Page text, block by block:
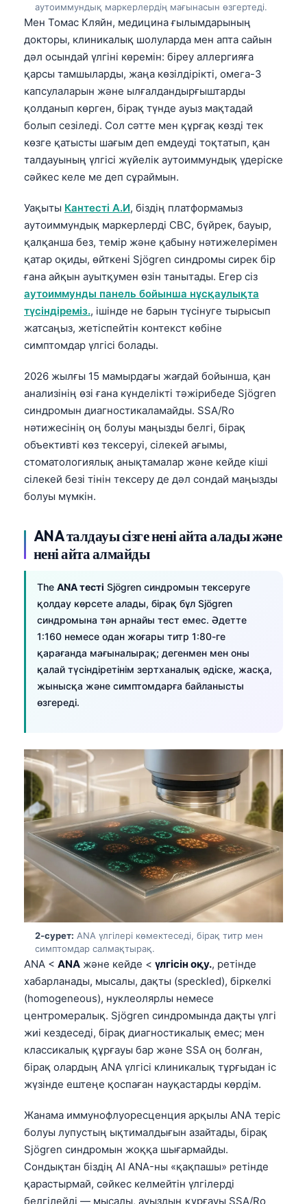
аутоиммундық маркерлердің мағынасын өзгертеді.
Мен Томас Кляйн, медицина ғылымдарының
докторы, клиникалық шолуларда мен апта сайын
дәл осындай үлгіні көремін: біреу аллергияға
қарсы тамшыларды, жаңа көзілдірікті, омега-3
капсулаларын және ылғалдандырғыштарды
қолданып көрген, бірақ түнде ауыз мақтадай
болып сезіледі. Сол сәтте мен құрғақ көзді тек
көзге қатысты шағым деп емдеуді тоқтатып, қан
талдауының үлгісі жүйелік аутоиммундық үдеріске
сәйкес келе ме деп сұраймын.
Уақыты Кантесті А.И, біздің платформамыз
аутоиммундық маркерлерді CBC, бүйрек, бауыр,
қалқанша без, темір және қабыну нәтижелерімен
қатар оқиды, өйткені Sjögren синдромы сирек бір
ғана айқын ауытқумен өзін танытады. Егер сіз
аутоиммунды панель бойынша нұсқаулықта
түсіндіреміз., ішінде не барын түсінуге тырысып
жатсаңыз, жетіспейтін контекст көбіне
симптомдар үлгісі болады.
2026 жылғы 15 мамырдағы жағдай бойынша, қан
анализінің өзі ғана күнделікті тәжірибеде Sjögren
синдромын диагностикаламайды. SSA/Ro
нәтижесінің оң болуы маңызды белгі, бірақ
объективті көз тексеруі, сілекей ағымы,
стоматологиялық анықтамалар және кейде кіші
сілекей безі тінін тексеру де дәл сондай маңызды
болуы мүмкін.
ANA талдауы сізге нені айта алады және
нені айта алмайды
The ANA тесті Sjögren синдромын тексеруге
қолдау көрсете алады, бірақ бұл Sjögren
синдромына тән арнайы тест емес. Әдетте
1:160 немесе одан жоғары титр 1:80-ге
қарағанда мағыналырақ; дегенмен мен оны
қалай түсіндіретінім зертханалық әдіске, жасқа,
жынысқа және симптомдарға байланысты
өзгереді.
2-сурет: ANA үлгілері көмектеседі, бірақ титр мен
симптомдар салмақтырақ.
ANA < ANA және кейде < үлгісін оқу., ретінде
хабарланады, мысалы, дақты (speckled), біркелкі
(homogeneous), нуклеолярлы немесе
центромералық. Sjögren синдромында дақты үлгі
жиі кездеседі, бірақ диагностикалық емес; мен
классикалық құрғауы бар және SSA оң болған,
бірақ олардың ANA үлгісі клиникалық тұрғыдан іс
жүзінде ештеңе қоспаған науқастарды көрдім.
Жанама иммунофлуоресценция арқылы ANA теріс
болуы лупустың ықтималдығын азайтады, бірақ
Sjögren синдромын жоққа шығармайды.
Сондықтан біздің AI ANA-ны «қақпашы» ретінде
қарастырмай, сәйкес келмейтін үлгілерді
белгілейді — мысалы, ауыздың құрғауы SSA/Ro